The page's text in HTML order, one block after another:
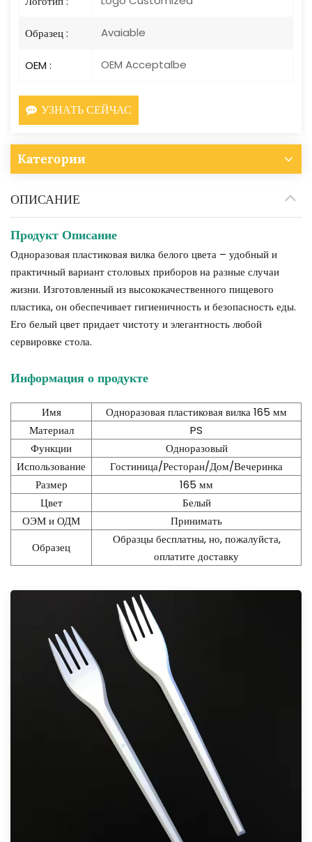
Образец : Avaiable
OEM : OEM Acceptalbe
УЗНАТЬ СЕЙЧАС
Категории
ОПИСАНИЕ
Продукт Описание
Одноразовая пластиковая вилка белого цвета – удобный и
практичный вариант столовых приборов на разные случаи
жизни. Изготовленный из высококачественного пищевого
пластика, он обеспечивает гигиеничность и безопасность еды.
Его белый цвет придает чистоту и элегантность любой
сервировке стола.
Информация о продукте
Имя
Одноразовая пластиковая вилка 165 мм
Материал
PS
Функции
Одноразовый
Использование
Гостиница/Ресторан/Дом/Вечеринка
Размер
165 мм
Цвет
Белый
ОЭМ и ОДМ
Принимать
Образец
Образцы бесплатны, но, пожалуйста,
оплатите доставку